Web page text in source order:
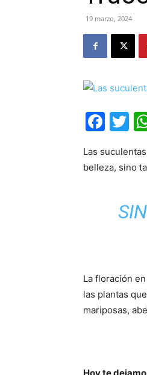
19 marzo, 2024
Las
belleza, sino
La floración
las plantas
mariposas,